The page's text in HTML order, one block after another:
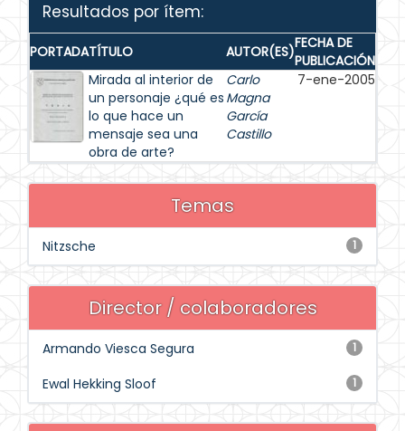
Resultados por ítem:
PORTADATÍTULO AUTOR(ES)FECHA DE
PUBLICACIÓN
Mirada al interior de
un personaje ¿qué es
lo que hace un
mensaje sea una
obra de arte?
Carlo
Magna
García
Castillo
7-ene-2005
Temas
1
Nitzsche
Director / colaboradores
1
Armando Viesca Segura
1
Ewal Hekking Sloof